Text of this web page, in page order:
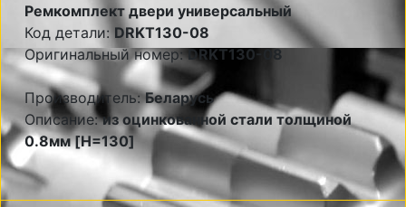
Ремкомплект двери универсальный
Код детали: DRKT130-08
Оригинальный номер:DRKT130-08
Производитель:Беларусь
Описание:из оцинкованной стали толщиной
0.8мм [H=130]